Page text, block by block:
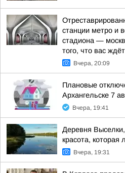
станции метро и
стадиона —
того, что вас ждёт
Вчера, 20:09
Плановые
Архангельске 7
Вчера, 19:41
Деревня Выселки,
красота, которая
Вчера, 19:31